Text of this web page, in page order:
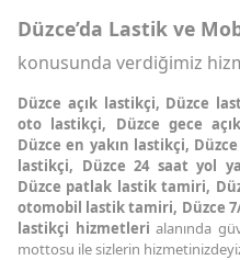
Düzce’da Lastik ve
konusunda verdiğimiz
Düzce açık lastikçi, Düzce
oto lastikçi, Düzce gece
Düzce en yakın lastikçi,
lastikçi, Düzce 24 saat yol
Düzce patlak lastik tamiri,
otomobil lastik tamiri, Düzce
lastikçi hizmetlerialanında
mottosu ile sizlerin